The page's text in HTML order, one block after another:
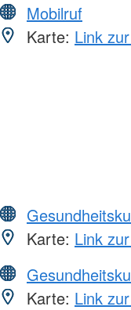
Mobilruf
Karte: Link
Karte: Link
Karte: Link